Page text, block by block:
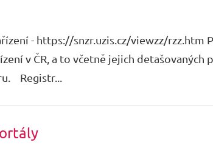
- https://snzr.uzis.cz/viewzz/rzz.htm
v ČR, a to včetně jejich detašovaných
Registr...